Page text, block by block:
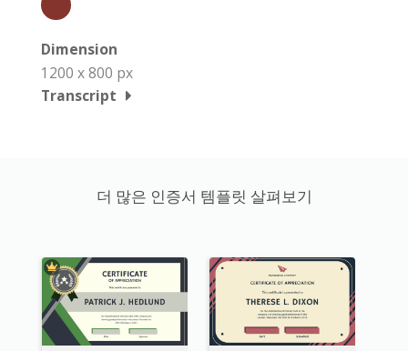
Dimension
1200 x 800 px
Transcript
더 많은 인증서 템플릿 살펴보기